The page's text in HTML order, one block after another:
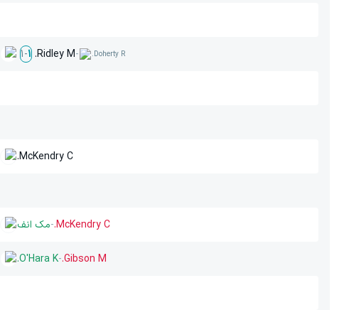
1
-
1 Ridley M.- Doherty R.
McKendry C.
مک انف-McKendry C.
O'Hara K.-Gibson M.